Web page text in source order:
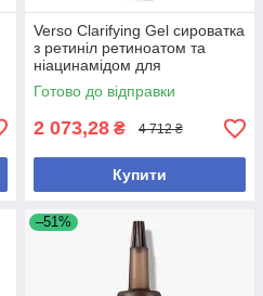
Verso Clarifying Gel сироватка
з ретиніл ретиноатом та
ніацинамідом для
проблемної шкіри, 30 мл (без
коробки, з набору)
Готово до відправки
2 073,28 ₴ 4 712 ₴
Купити
–51%